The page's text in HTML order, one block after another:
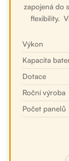
zapojená do
flexibility.
Výkon
Kapacita
Dotace
Roční výroba
Počet panelů